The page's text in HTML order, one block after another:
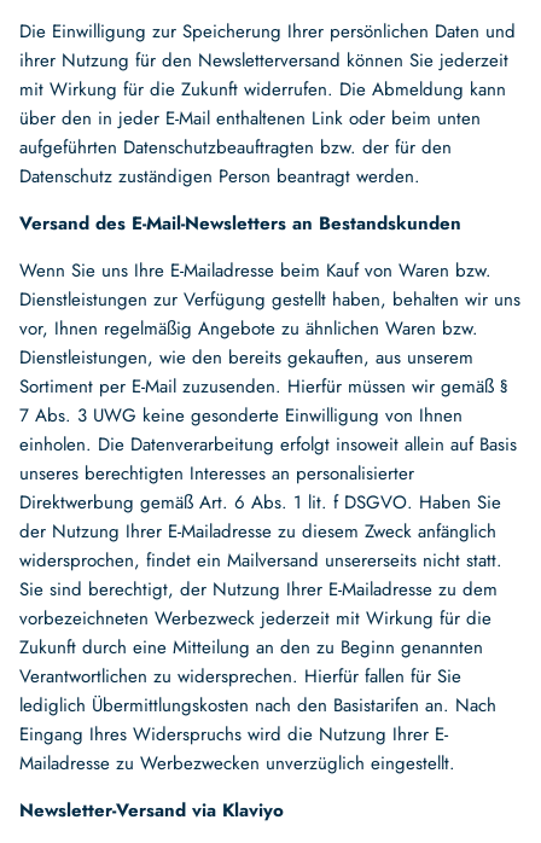
Die Einwilligung zur Speicherung Ihrer persönlichen Daten und
ihrer Nutzung für den Newsletterversand können Sie jederzeit
mit Wirkung für die Zukunft widerrufen. Die Abmeldung kann
über den in jeder E-Mail enthaltenen Link oder beim unten
aufgeführten Datenschutzbeauftragten bzw. der für den
Datenschutz zuständigen Person beantragt werden.
Versand des E-Mail-Newsletters an Bestandskunden
Wenn Sie uns Ihre E-Mailadresse beim Kauf von Waren bzw.
Dienstleistungen zur Verfügung gestellt haben, behalten wir uns
vor, Ihnen regelmäßig Angebote zu ähnlichen Waren bzw.
Dienstleistungen, wie den bereits gekauften, aus unserem
Sortiment per E-Mail zuzusenden. Hierfür müssen wir gemäß §
7 Abs. 3 UWG keine gesonderte Einwilligung von Ihnen
einholen. Die Datenverarbeitung erfolgt insoweit allein auf Basis
unseres berechtigten Interesses an personalisierter
Direktwerbung gemäß Art. 6 Abs. 1 lit. f DSGVO. Haben Sie
der Nutzung Ihrer E-Mailadresse zu diesem Zweck anfänglich
widersprochen, findet ein Mailversand unsererseits nicht statt.
Sie sind berechtigt, der Nutzung Ihrer E-Mailadresse zu dem
vorbezeichneten Werbezweck jederzeit mit Wirkung für die
Zukunft durch eine Mitteilung an den zu Beginn genannten
Verantwortlichen zu widersprechen. Hierfür fallen für Sie
lediglich Übermittlungskosten nach den Basistarifen an. Nach
Eingang Ihres Widerspruchs wird die Nutzung Ihrer E-
Mailadresse zu Werbezwecken unverzüglich eingestellt.
Newsletter-Versand via Klaviyo